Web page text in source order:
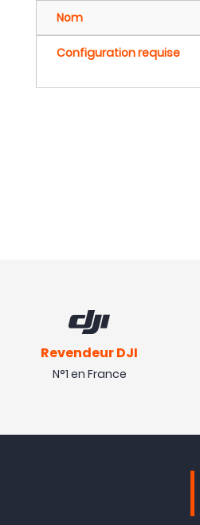
Nom
Configuration requise
Revendeur DJI
N°1 en France